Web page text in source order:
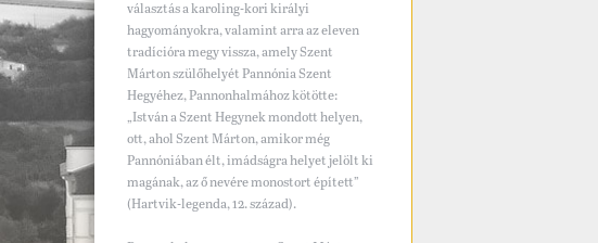
választás a karoling-kori királyi
hagyományokra, valamint arra az eleven
tradícióra megy vissza, amely Szent
Márton szülőhelyét Pannónia Szent
Hegyéhez, Pannonhalmához kötötte:
„István a Szent Hegynek mondott helyen,
ott, ahol Szent Márton, amikor még
Pannóniában élt, imádságra helyet jelölt ki
magának, az ő nevére monostort épített”
(Hartvik-legenda, 12. század).